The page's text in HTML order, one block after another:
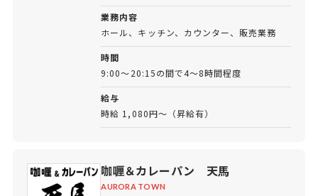
業務内容
ホール、キッチン、カウンター、販売業務
時間
9:00～20:15の間で4～8時間程度
給与
時給 1,080円～（昇給有）
咖喱＆カレーパン 天馬
AURORA TOWN